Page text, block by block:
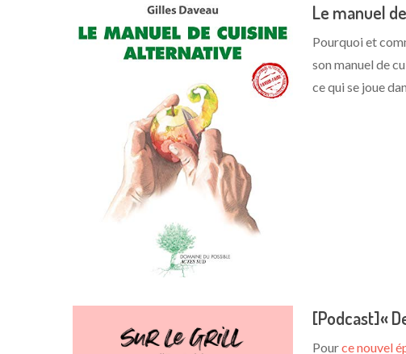
Le manuel
Pourquoi et
son manuel de
ce qui se joue
[Podcast]«
Pource nouvel